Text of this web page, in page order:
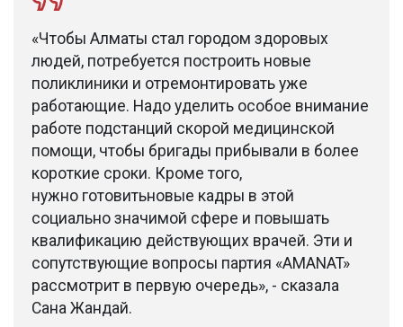
«Чтобы Алматы стал городом здоровых
людей, потребуется построить новые
поликлиники и отремонтировать уже
работающие. Надо уделить особое внимание
работе подстанций скорой медицинской
помощи, чтобы бригады прибывали в более
короткие сроки. Кроме того,
нужно готовитьновые кадры в этой
социально значимой сфере и повышать
квалификацию действующих врачей. Эти и
сопутствующие вопросы партия «AMANAT»
рассмотрит в первую очередь», - сказала
Сана Жандай.